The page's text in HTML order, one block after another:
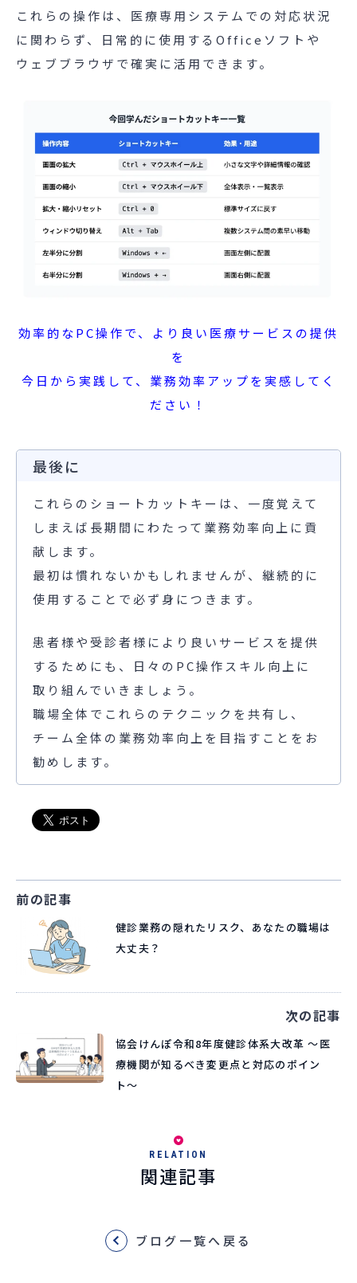
これらの操作は、医療専用システムでの対応状況
に関わらず、日常的に使用するOfficeソフトや
ウェブブラウザで確実に活用できます。
効率的なPC操作で、より良い医療サービスの提供
を
今日から実践して、業務効率アップを実感してく
ださい！
最後に
これらのショートカットキーは、一度覚えて
しまえば長期間にわたって業務効率向上に貢
献します。
最初は慣れないかもしれませんが、継続的に
使用することで必ず身につきます。
患者様や受診者様により良いサービスを提供
するためにも、日々のPC操作スキル向上に
取り組んでいきましょう。
職場全体でこれらのテクニックを共有し、
チーム全体の業務効率向上を目指すことをお
勧めします。
前の記事
健診業務の隠れたリスク、あなたの職場は
大丈夫？
次の記事
協会けんぽ令和8年度健診体系大改革 〜医
療機関が知るべき変更点と対応のポイン
ト〜
RELATION
関連記事
ブログ一覧へ戻る